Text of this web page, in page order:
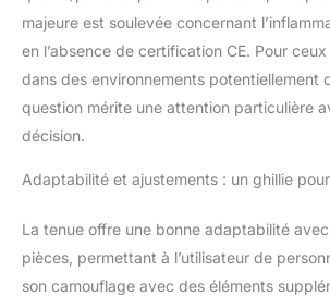
majeure est soulevée concernant
en l’absence de certification CE. Pour
dans des environnements potentiellement
question mérite une attention particulière
décision.
Adaptabilité et ajustements : un ghillie
La tenue offre une bonne adaptabilité
pièces, permettant à l’utilisateur de
son camouflage avec des éléments